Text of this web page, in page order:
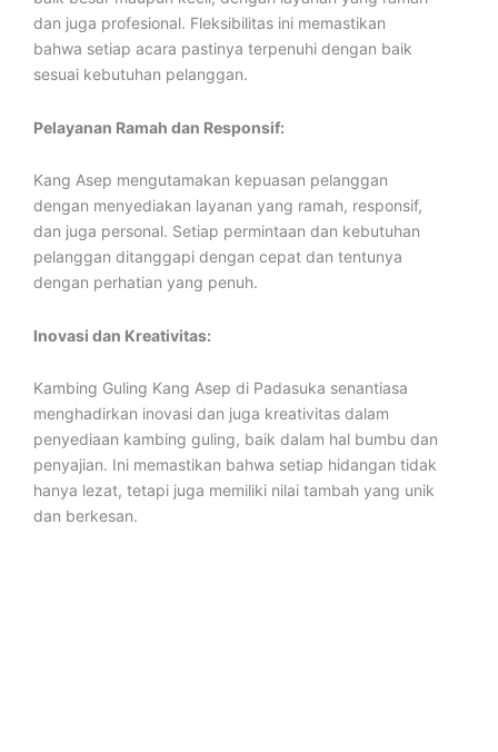
dan juga profesional. Fleksibilitas ini memastikan
bahwa setiap acara pastinya terpenuhi dengan baik
sesuai kebutuhan pelanggan.
Pelayanan Ramah dan Responsif:
Kang Asep mengutamakan kepuasan pelanggan
dengan menyediakan layanan yang ramah, responsif,
dan juga personal. Setiap permintaan dan kebutuhan
pelanggan ditanggapi dengan cepat dan tentunya
dengan perhatian yang penuh.
Inovasi dan Kreativitas:
Kambing Guling Kang Asep di Padasuka senantiasa
menghadirkan inovasi dan juga kreativitas dalam
penyediaan kambing guling, baik dalam hal bumbu dan
penyajian. Ini memastikan bahwa setiap hidangan tidak
hanya lezat, tetapi juga memiliki nilai tambah yang unik
dan berkesan.